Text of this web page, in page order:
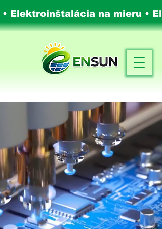
Elektroinštalácia na mieru •